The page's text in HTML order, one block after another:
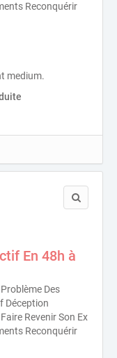
Reconquérir
medium.
En 48h à
Des
Déception
Revenir Son Ex
Reconquérir